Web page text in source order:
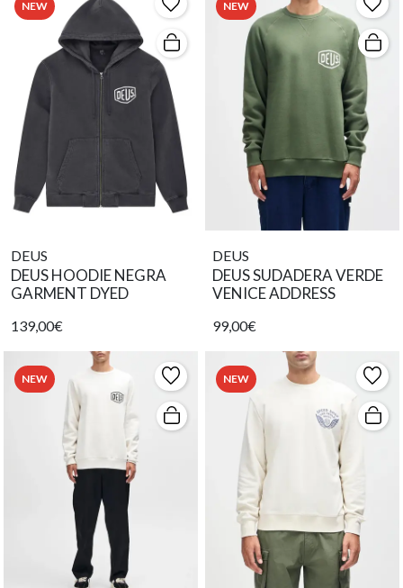
NEW
DEUS
DEUS HOODIE NEGRA
GARMENT DYED
139,00€
NEW
DEUS
DEUS SUDADERA VERDE
VENICE ADDRESS
99,00€
NEW NEW